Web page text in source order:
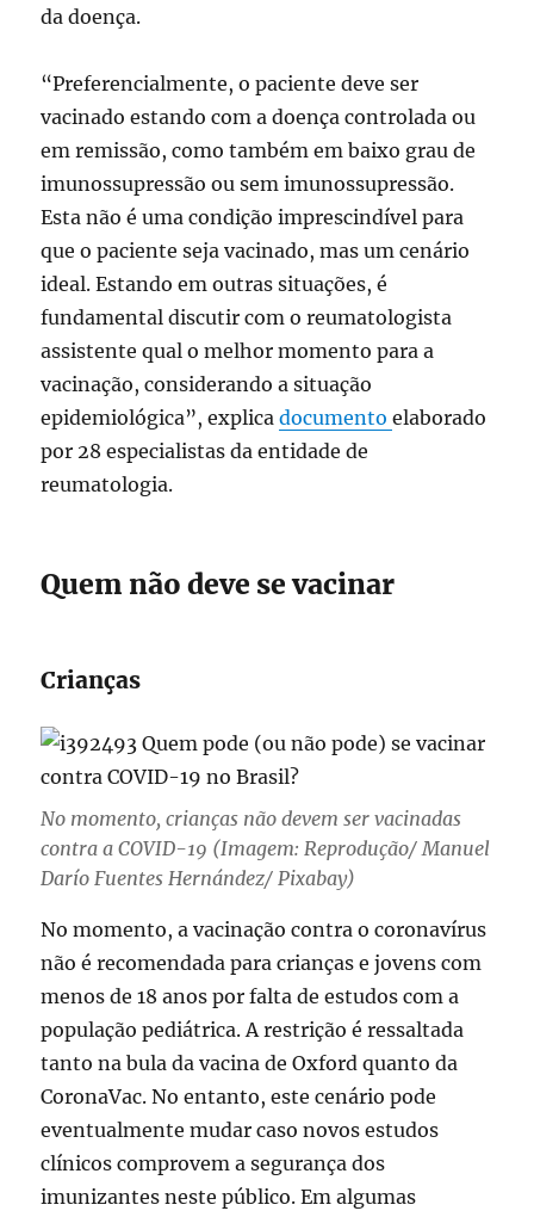
da doença.
“Preferencialmente, o paciente deve ser
vacinado estando com a doença controlada ou
em remissão, como também em baixo grau de
imunossupressão ou sem imunossupressão.
Esta não é uma condição imprescindível para
que o paciente seja vacinado, mas um cenário
ideal. Estando em outras situações, é
fundamental discutir com o reumatologista
assistente qual o melhor momento para a
vacinação, considerando a situação
epidemiológica”, explicadocumentoelaborado
por 28 especialistas da entidade de
reumatologia.
Quem não deve se vacinar
Crianças
No momento, crianças não devem ser vacinadas
contra a COVID-19 (Imagem: Reprodução/ Manuel
Darío Fuentes Hernández/ Pixabay)
No momento, a vacinação contra o coronavírus
não é recomendada para crianças e jovens com
menos de 18 anos por falta de estudos com a
população pediátrica. A restrição é ressaltada
tanto na bula da vacina de Oxford quanto da
CoronaVac. No entanto, este cenário pode
eventualmente mudar caso novos estudos
clínicos comprovem a segurança dos
imunizantes neste público. Em algumas